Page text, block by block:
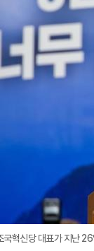
국혁신당 대표가 지난